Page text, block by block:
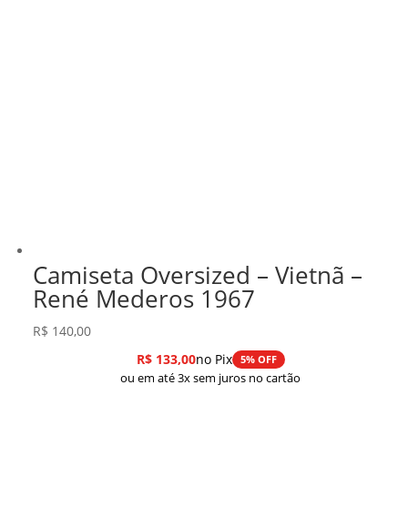
Camiseta Oversized – Vietnã –
René Mederos 1967
R$ 140,00
R$133,00no Pix 5% OFF
ou em até 3x sem juros no cartão